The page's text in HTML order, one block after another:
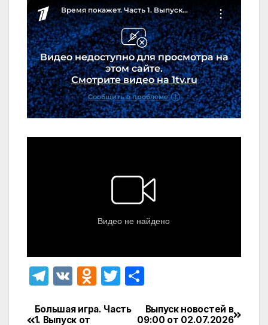
T
e
V
O
n
T
itt п
Навигация
Выпуск новостей в
09:00 от 02.07.2026
Большая игра. Часть
1. Выпуск от